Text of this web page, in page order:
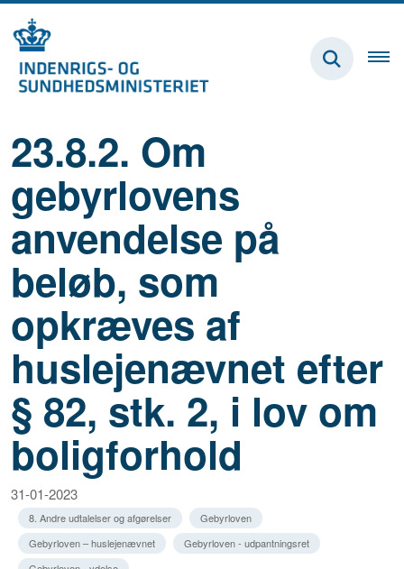
23.8.2. Om
gebyrlovens
anvendelse på
beløb, som
opkræves af
huslejenævnet efter
§ 82, stk. 2, i lov om
boligforhold
31-01-2023
8. Andre udtalelser og afgørelser
Gebyrloven
Gebyrloven – huslejenævnet
Gebyrloven - udpantningsret